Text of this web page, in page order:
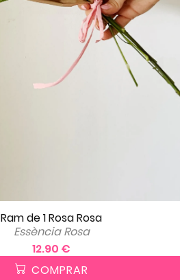
Ram de 1 Rosa Rosa
Essència Rosa
12.90 €
COMPRAR